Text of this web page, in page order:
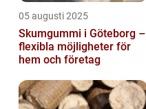
05 augusti 2025
Skumgummi i Göteborg –
flexibla möjligheter för
hem och företag